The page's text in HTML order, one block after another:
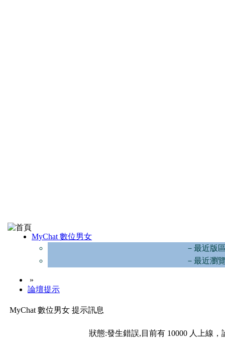
MyChat 數位男女
－最近版
－最近瀏
»
論壇提示
MyChat 數位男女 提示訊息
狀態:發生錯誤,目前有 10000 人上線